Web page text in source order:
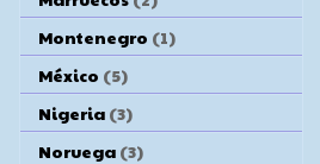
Montenegro (1)
México (5)
Nigeria (3)
Noruega (3)